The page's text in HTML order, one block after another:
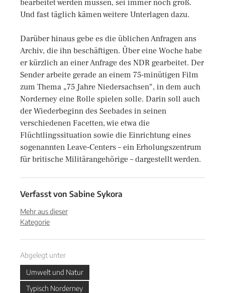
bearbeitet werden müssen, sei immer noch groß.
Und fast täglich kämen weitere Unterlagen dazu.
Darüber hinaus gebe es die üblichen Anfragen ans
Archiv, die ihn beschäftigen. Über eine Woche habe
er kürzlich an einer Anfrage des NDR gearbeitet. Der
Sender arbeite gerade an einem 75-minütigen Film
zum Thema „75 Jahre Niedersachsen“, in dem auch
Norderney eine Rolle spielen solle. Darin soll auch
der Wiederbeginn des Seebades in seinen
verschiedenen Facetten, wie etwa die
Flüchtlingssituation sowie die Einrichtung eines
sogenannten Leave-Centers – ein Erholungszentrum
für britische Militärangehörige – dargestellt werden.
Verfasst von Sabine Sykora
Mehr aus dieser
Kategorie
Abgelegt unter
Umwelt und Natur
Typisch Norderney